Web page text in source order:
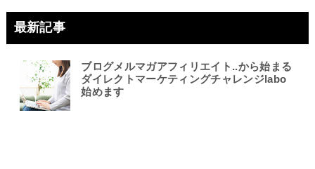
最新記事
ブログメルマガアフィリエイト..から始まる
ダイレクトマーケティングチャレンジlabo
始めます